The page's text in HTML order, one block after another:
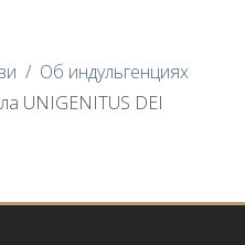
Об индульгенциях
UNIGENITUS DEI